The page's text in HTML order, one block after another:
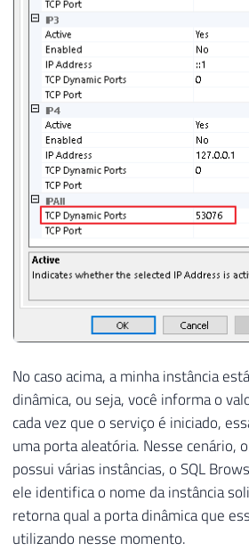
No caso acima, a minha instância
dinâmica, ou seja, você informa o
cada vez que o serviço é iniciado,
uma porta aleatória. Nesse cenário,
possui várias instâncias, o SQL
ele identifica o nome da instância
retorna qual a porta dinâmica que
utilizando nesse momento.